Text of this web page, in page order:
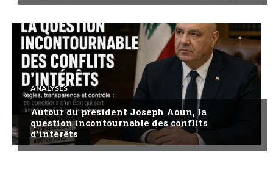
ANALYSES
Autour du président Joseph Aoun, la
question incontournable des conflits
d’intérêts